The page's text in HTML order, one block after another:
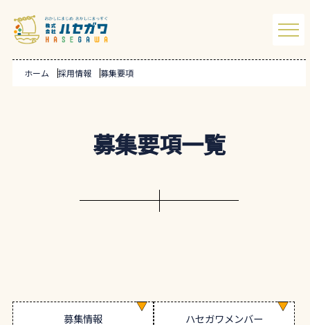
ホーム 採用情報 募集要項
募集要項一覧
募集情報 ハセガワメンバー